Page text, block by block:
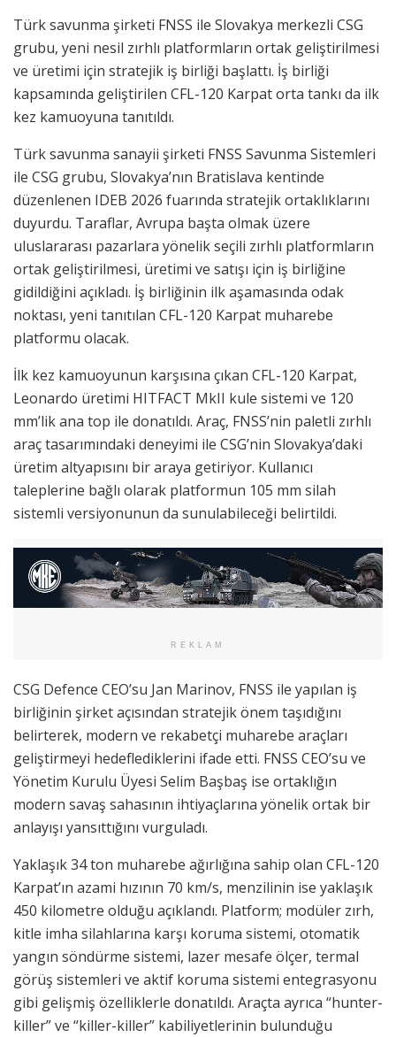
Türk savunma şirketi FNSS ile Slovakya merkezli CSG
grubu, yeni nesil zırhlı platformların ortak geliştirilmesi
ve üretimi için stratejik iş birliği başlattı. İş birliği
kapsamında geliştirilen CFL-120 Karpat orta tankı da ilk
kez kamuoyuna tanıtıldı.
Türk savunma sanayii şirketi FNSS Savunma Sistemleri
ile CSG grubu, Slovakya’nın Bratislava kentinde
düzenlenen IDEB 2026 fuarında stratejik ortaklıklarını
duyurdu. Taraflar, Avrupa başta olmak üzere
uluslararası pazarlara yönelik seçili zırhlı platformların
ortak geliştirilmesi, üretimi ve satışı için iş birliğine
gidildiğini açıkladı. İş birliğinin ilk aşamasında odak
noktası, yeni tanıtılan CFL-120 Karpat muharebe
platformu olacak.
İlk kez kamuoyunun karşısına çıkan CFL-120 Karpat,
Leonardo üretimi HITFACT MkII kule sistemi ve 120
mm’lik ana top ile donatıldı. Araç, FNSS’nin paletli zırhlı
araç tasarımındaki deneyimi ile CSG’nin Slovakya’daki
üretim altyapısını bir araya getiriyor. Kullanıcı
taleplerine bağlı olarak platformun 105 mm silah
sistemli versiyonunun da sunulabileceği belirtildi.
REKLAM
CSG Defence CEO’su Jan Marinov, FNSS ile yapılan iş
birliğinin şirket açısından stratejik önem taşıdığını
belirterek, modern ve rekabetçi muharebe araçları
geliştirmeyi hedeflediklerini ifade etti. FNSS CEO’su ve
Yönetim Kurulu Üyesi Selim Başbaş ise ortaklığın
modern savaş sahasının ihtiyaçlarına yönelik ortak bir
anlayışı yansıttığını vurguladı.
Yaklaşık 34 ton muharebe ağırlığına sahip olan CFL-120
Karpat’ın azami hızının 70 km/s, menzilinin ise yaklaşık
450 kilometre olduğu açıklandı. Platform; modüler zırh,
kitle imha silahlarına karşı koruma sistemi, otomatik
yangın söndürme sistemi, lazer mesafe ölçer, termal
görüş sistemleri ve aktif koruma sistemi entegrasyonu
gibi gelişmiş özelliklerle donatıldı. Araçta ayrıca “hunter-
killer” ve “killer-killer” kabiliyetlerinin bulunduğu